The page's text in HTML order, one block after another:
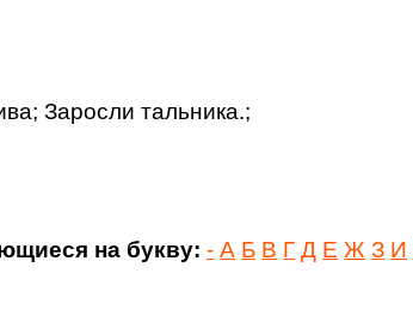
Заросли тальника.;
на букву: - А Б В Г Д Е Ж З И